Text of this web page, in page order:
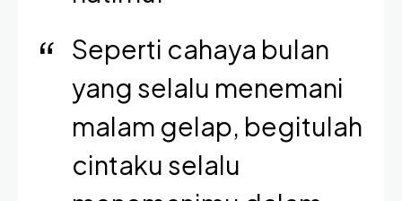
Seperti cahaya bulan
yang selalu menemani
malam gelap, begitulah
cintaku selalu